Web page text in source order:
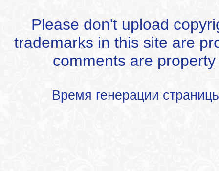
Please don't upload
trademarks in this site are
comments are
Время генерации